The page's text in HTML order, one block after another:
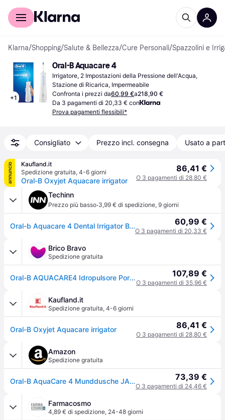
Per il tuo shopping
Klarna/Shopping/Salute & Bellezza/Cure Personali/Spazzolini e
+1
Oral-B Aquacare 4
Irrigatore, 2 Impostazioni della Pressione dell'Acqua,
Stazione di Ricarica, Impermeabile
Confronta i prezzi da60,99 €a218,90 €
Da 3 pagamenti di 20,33 € con
Prova pagamenti flessibili*
Consigliato Prezzo incl. consegna Usato a
annuncio
Kaufland.it
Spedizione gratuita, 4-6 giorni
Oral-B Oxyjet Aquacare irrigator
86,41 €
O 3 pagamenti di 28,80 €
Techinn
Prezzo più basso·3,99 € di spedizione, 9 giorni
Oral-b Aquacare 4 Dental Irrigator Bianco 60,99 €
O 3 pagamenti di 20,33 €
Brico Bravo
Spedizione gratuita
Oral-B AQUACARE4 Idropulsore Portatile con Tecnologia Oxyjet Irrigatore Orale Senza Fili Flusso Regolabile 2 Intensita' 2 Modalita' di Pulizia Serbatoio 145 ml colore Blu Bianco 107,89 €
O 3 pagamenti di 35,96 €
Kaufland.it
Spedizione gratuita, 4-6 giorni
Oral-B Oxyjet Aquacare irrigator 86,41 €
O 3 pagamenti di 28,80 €
Amazon
Spedizione gratuita
Oral-B AquaCare 4 Munddusche JAS22 73,39 €
O 3 pagamenti di 24,46 €
Farmacosmo
4,89 € di spedizione, 24-48 giorni